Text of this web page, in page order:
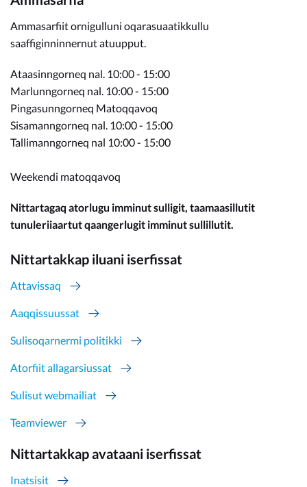
Ammasarfiit ornigulluni oqarasuaatikkullu
saaffiginninnernut atuupput.
Ataasinngorneq nal. 10:00 - 15:00
Marlunngorneq nal. 10:00 - 15:00
Pingasunngorneq Matoqqavoq
Sisamanngorneq nal. 10:00 - 15:00
Tallimanngorneq nal 10:00 - 15:00
Weekendi matoqqavoq
Nittartagaq atorlugu imminut sulligit, taamaasillutit
tunuleriiaartut qaangerlugit imminut sullillutit.
Nittartakkap iluani iserfissat
Attavissaq
Aaqqissuussat
Sulisoqarnermi politikki
Atorfiit allagarsiussat
Sulisut webmailiat
Teamviewer
Nittartakkap avataani iserfissat
Inatsisit